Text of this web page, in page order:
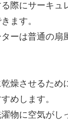
際にサーキュ
ます。
ーは普通の扇
燥させるため
めします。
物に空気がし